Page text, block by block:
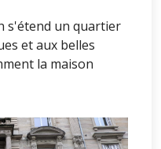
s'étend un quartier
et aux belles
la maison